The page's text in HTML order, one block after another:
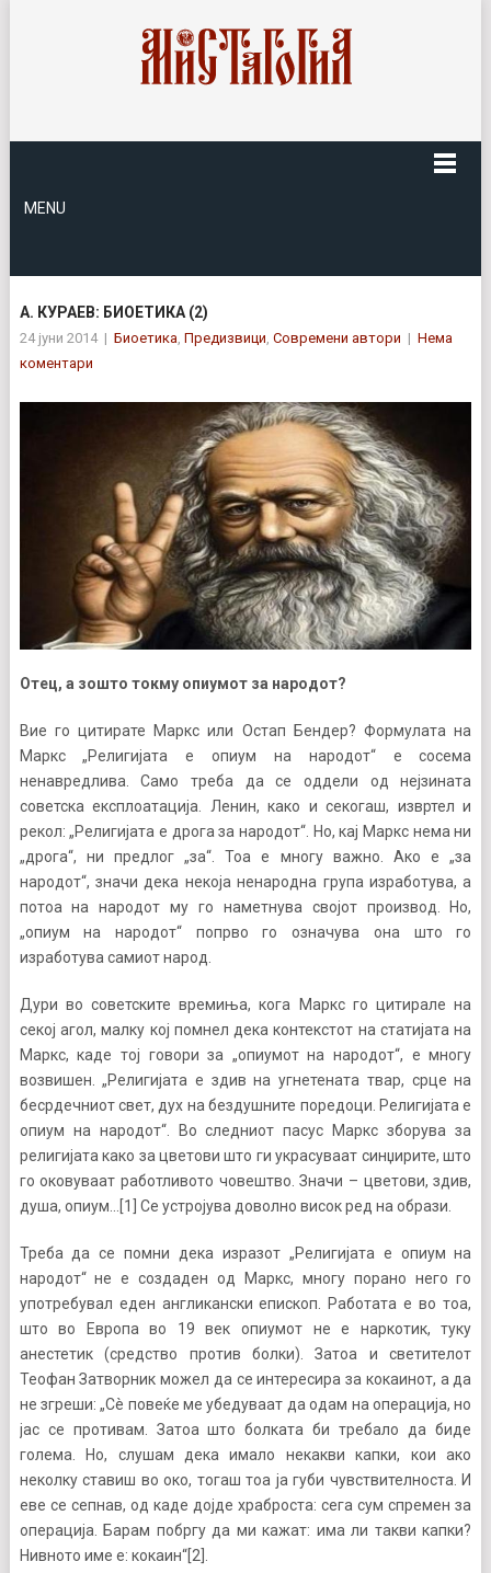
MENU
А. КУРАЕВ: БИОЕТИКА (2)
24 јуни 2014 | Биоетика, Предизвици, Современи автори | Нема
коментари
Отец, а зошто токму опиумот за народот?
Вие го цитирате Маркс или Остап Бендер? Формулата на
Маркс „Религијата е опиум на народот“ е сосема
ненавредлива. Само треба да се оддели од нејзината
советска експлоатација. Ленин, како и секогаш, извртел и
рекол: „Религијата е дрога за народот“. Но, кај Маркс нема ни
„дрога“, ни предлог „за“. Тоа е многу важно. Ако е „за
народот“, значи дека некоја ненародна група изработува, а
потоа на народот му го наметнува својот производ. Но,
„опиум на народот“ попрво го означува она што го
изработува самиот народ.
Дури во советските времиња, кога Маркс го цитирале на
секој агол, малку кој помнел дека контекстот на статијата на
Маркс, каде тој говори за „опиумот на народот“, е многу
возвишен. „Религијата е здив на угнетената твар, срце на
бесрдечниот свет, дух на бездушните поредоци. Религијата е
опиум на народот“. Во следниот пасус Маркс зборува за
религијата како за цветови што ги украсуваат синџирите, што
го оковуваат работливото човештво. Значи – цветови, здив,
душа, опиум…[1] Се устројува доволно висок ред на образи.
Треба да се помни дека изразот „Религијата е опиум на
народот“ не е создаден од Маркс, многу порано него го
употребувал еден англикански епископ. Работата е во тоа,
што во Европа во 19 век опиумот не е наркотик, туку
анестетик (средство против болки). Затоа и светителот
Теофан Затворник можел да се интересира за кокаинот, а да
не згреши: „Сè повеќе ме убедуваат да одам на операција, но
јас се противам. Затоа што болката би требало да биде
голема. Но, слушам дека имало некакви капки, кои ако
неколку ставиш во око, тогаш тоа ја губи чувствителноста. И
еве се сепнав, од каде дојде храброста: сега сум спремен за
операција. Барам побргу да ми кажат: има ли такви капки?
Нивното име е: кокаин“[2].